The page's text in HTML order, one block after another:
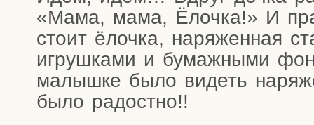
«Мама, мама, Ёлоч­ка!» И
сто­ит ёлоч­ка, наря­жен­ная
игруш­ка­ми и бумаж­ны­ми
малыш­ке было видеть
было радостно!!